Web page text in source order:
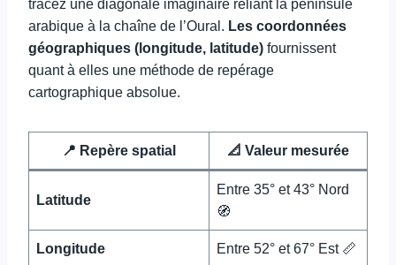
tracez une diagonale imaginaire reliant la péninsule
arabique à la chaîne de l’Oural. Les coordonnées
géographiques (longitude, latitude) fournissent
quant à elles une méthode de repérage
cartographique absolue.
📍 Repère spatial 📐 Valeur mesurée
Latitude
Entre 35° et 43° Nord
🧭
Longitude Entre 52° et 67° Est 📏